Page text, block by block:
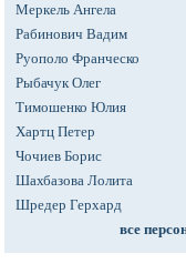
Меркель Ангела
Рабинович Вадим
Руополо Франческо
Рыбачук Олег
Тимошенко Юлия
Хартц Петер
Чочиев Борис
Шахбазова Лолита
Шредер Герхард
все